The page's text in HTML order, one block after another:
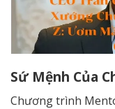
Sứ Mệnh Của
Chương trình